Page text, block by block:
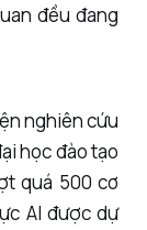
đều đang
nghiên cứu
học đào tạo
quá 500 cơ
AI được dự